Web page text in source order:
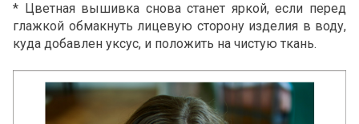
* Цветная вышивка снова станет яркой, если перед
глажкой обмакнуть лицевую сторону изделия в воду,
куда добавлен уксус, и положить на чистую ткань.